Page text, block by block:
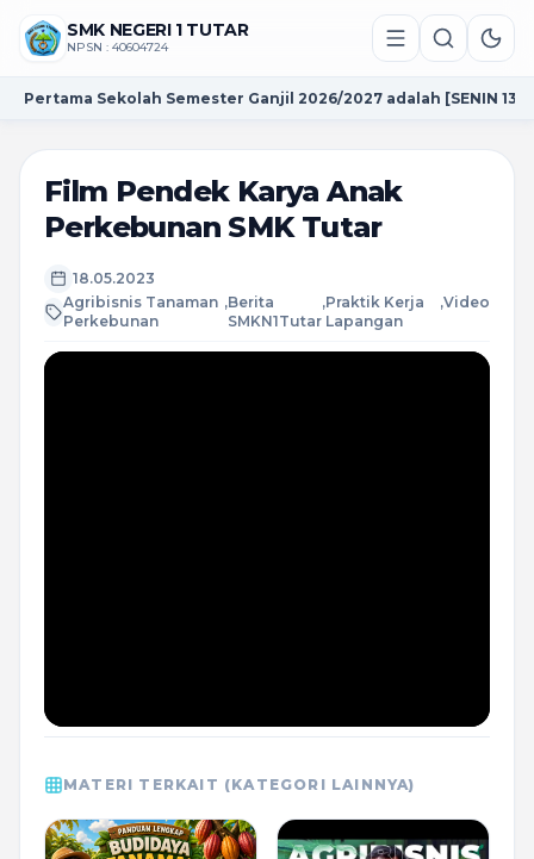
SMK NEGERI 1 TUTAR
NPSN : 40604724
Pertama Sekolah Semester Ganjil 2026/2027 adalah [SENIN 13
Film Pendek Karya Anak
Perkebunan SMK Tutar
18.05.2023
Agribisnis Tanaman
Perkebunan
,Berita
SMKN1Tutar
,Praktik Kerja
Lapangan
,Video
MATERI TERKAIT (KATEGORI LAINNYA)